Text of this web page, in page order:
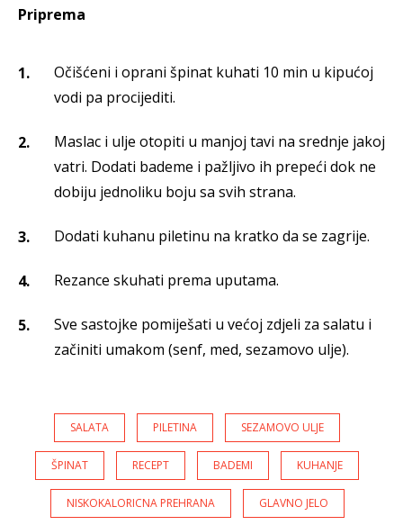
Priprema
Očišćeni i oprani špinat kuhati 10 min u kipućoj
vodi pa procijediti.
Maslac i ulje otopiti u manjoj tavi na srednje jakoj
vatri. Dodati bademe i pažljivo ih prepeći dok ne
dobiju jednoliku boju sa svih strana.
Dodati kuhanu piletinu na kratko da se zagrije.
Rezance skuhati prema uputama.
Sve sastojke pomiješati u većoj zdjeli za salatu i
začiniti umakom (senf, med, sezamovo ulje).
SALATA PILETINA SEZAMOVO ULJE
ŠPINAT RECEPT BADEMI KUHANJE
NISKOKALORICNA PREHRANA GLAVNO JELO